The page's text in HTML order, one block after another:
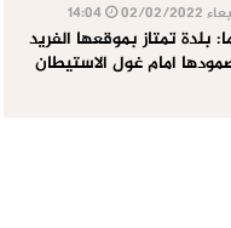
02/2022
بلدة تمتاز بموقعها الفريد
امام غول الاستيطان